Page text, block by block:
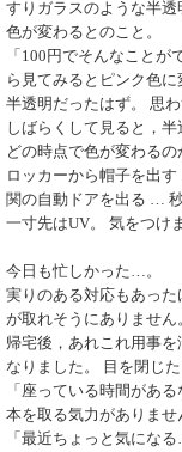
すりガラスのような半
色が変わるとのこと。
「100円でそんなこと
ら見てみるとピンク色
半透明だったはず。 思
しばらくして見ると，
どの時点で色が変わるの
ロッカーから帽子を出
関の自動ドアを出る … 秒
一寸先はUV。 気をつけ
今日も忙しかった…。
実りのある対応もあっ
が取れそうにありません
帰宅後，あれこれ用事
なりました。 目を閉じ
「座っている時間があ
本を取る気力がありませ
「最近ちょっと気にな